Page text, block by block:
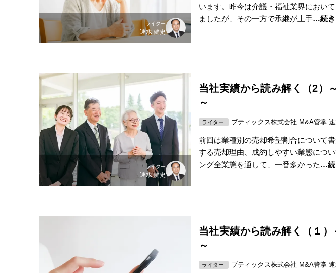
ライター
速水 健史
います。昨今は介護・福祉業界におい
ましたが、その一方で承継が上手…続き
ライター
速水 健史
当社実績から読み解く（2）
～
ライター ブティックス株式会社 M&A管掌
前回は業種別の売却希望割合について
する売却理由、成約しやすい業態につ
ング全業態を通して、一番多かった…続
当社実績から読み解く（１
～
ライター ブティックス株式会社 M&A管掌